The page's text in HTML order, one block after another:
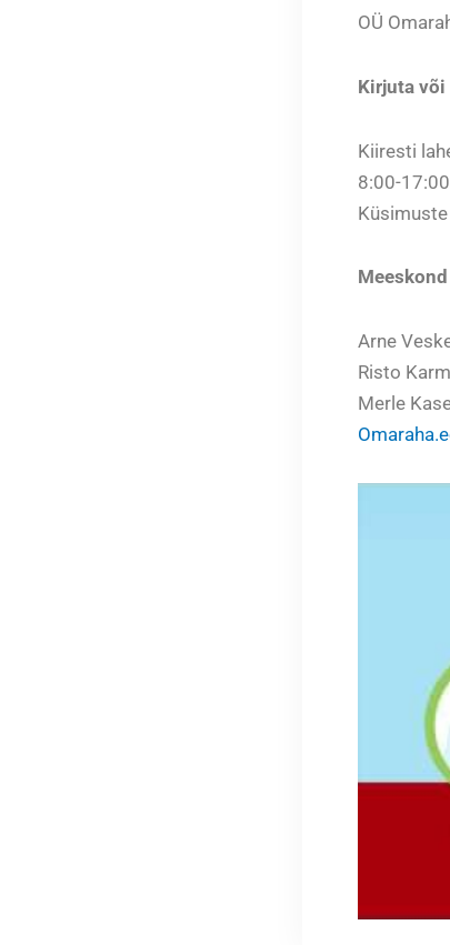
OÜ
Kirjuta
Kiiresti
8:00-17:00
Meeskond
Arne
Risto
Merle